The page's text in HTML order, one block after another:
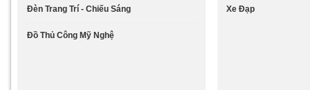
Đèn Trang Trí - Chiếu Sáng
Đồ Thủ Công Mỹ Nghệ
Xe Đạp